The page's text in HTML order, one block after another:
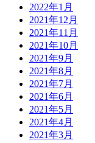
2022年1月
2021年12月
2021年11月
2021年10月
2021年9月
2021年8月
2021年7月
2021年6月
2021年5月
2021年4月
2021年3月